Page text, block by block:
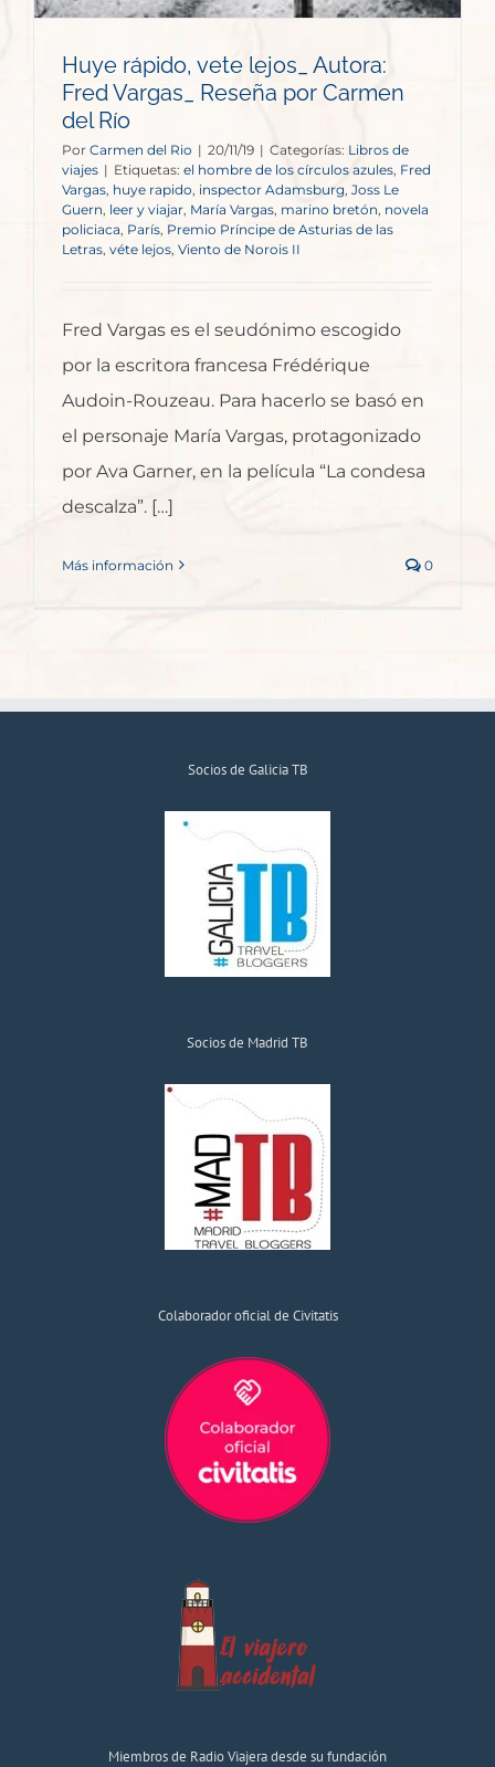
Huye rápido, vete lejos_ Autora:
Fred Vargas_ Reseña por Carmen
del Río
Por Carmen del Rio | 20/11/19 | Categorías: Libros de
viajes | Etiquetas: el hombre de los círculos azules Fred
Vargas, huye rapido, inspector Adamsburg Joss Le
Guern, leer y viajar María Vargas, marino bretón, novela
policiaca, París, Premio Príncipe de Asturias de las
Letras, véte lejos, Viento de Norois II
Fred Vargas es el seudónimo escogido
por la escritora francesa Frédérique
Audoin-Rouzeau. Para hacerlo se basó en
el personaje María Vargas, protagonizado
por Ava Garner, en la película “La condesa
descalza”. […]
Más información 0
Socios de Galicia TB
Socios de Madrid TB
Colaborador oficial de Civitatis
Miembros de Radio Viajera desde su fundación